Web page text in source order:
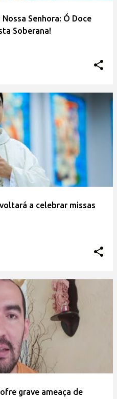
Senhora: Ó Doce
Soberana!
a celebrar missas
grave ameaça de